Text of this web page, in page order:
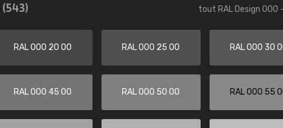
(543) tout RAL Design 000
RAL 000 20 00 RAL 000 25 00 RAL 000 30
RAL 000 45 00 RAL 000 50 00 RAL 000 55